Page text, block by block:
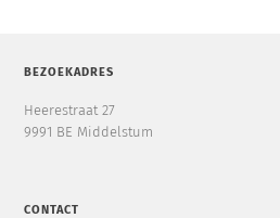
BEZOEKADRES
Heerestraat 27
9991 BE Middelstum
CONTACT